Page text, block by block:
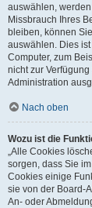
auswählen,
Missbrauch Ihres
bleiben, können
auswählen. Dies
Computer, zum
nicht zur
Administration
Nach oben
Wozu ist die
„Alle Cookies
sorgen, dass Sie
Cookies einige
sie von der Board-
An- oder